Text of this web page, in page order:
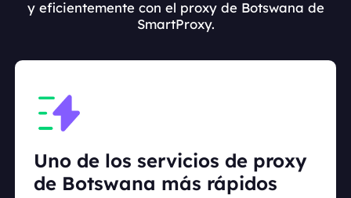
y eficientemente con el proxy de Botswana de
SmartProxy.
Uno de los servicios de proxy
de Botswana más rápidos